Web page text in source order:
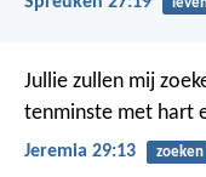
Jullie zullen mij
tenminste met hart
Jeremia 29:13 zoeken